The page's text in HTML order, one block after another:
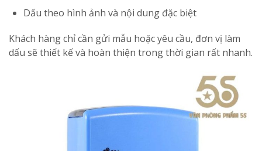
Dấu theo hình ảnh và nội dung đặc biệt
Khách hàng chỉ cần gửi mẫu hoặc yêu cầu, đơn vị làm
dấu sẽ thiết kế và hoàn thiện trong thời gian rất nhanh.